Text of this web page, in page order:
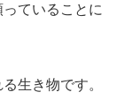
ていることに
生き物です。